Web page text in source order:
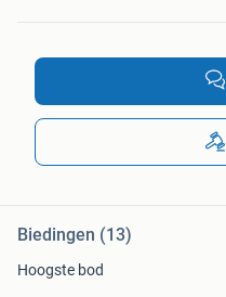
Biedingen (13)
Hoogste bod